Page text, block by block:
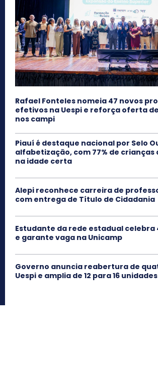
Rafael Fonteles nomeia 47 novos
efetivos na Uespi e reforça oferta
nos campi
Piauí é destaque nacional por Selo
alfabetização, com 77% de
na idade certa
Alepi reconhece carreira de
com entrega de Título de Cidadania
Estudante da rede estadual celebra
e garante vaga na Unicamp
Governo anuncia reabertura de
Uespi e amplia de 12 para 16